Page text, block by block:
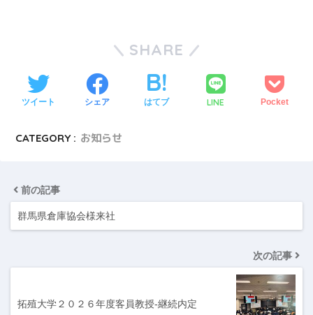
SHARE
ツイート シェア はてブ LINE Pocket
CATEGORY : お知らせ
前の記事
群馬県倉庫協会様来社
次の記事
拓殖大学２０２６年度客員教授-継続内定